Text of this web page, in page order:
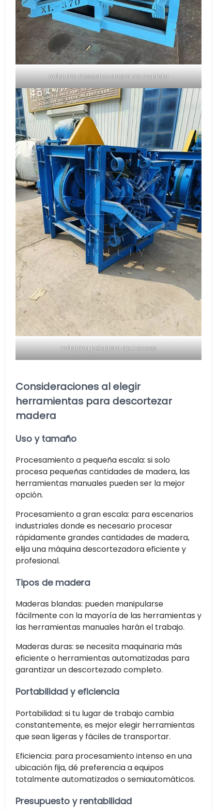
máquina descortezadora de madera
máquina peladora de troncos
Consideraciones al elegir
herramientas para descortezar
madera
Uso y tamaño
Procesamiento a pequeña escala: si solo
procesa pequeñas cantidades de madera, las
herramientas manuales pueden ser la mejor
opción.
Procesamiento a gran escala: para escenarios
industriales donde es necesario procesar
rápidamente grandes cantidades de madera,
elija una máquina descortezadora eficiente y
profesional.
Tipos de madera
Maderas blandas: pueden manipularse
fácilmente con la mayoría de las herramientas y
las herramientas manuales harán el trabajo.
Maderas duras: se necesita maquinaria más
eficiente o herramientas automatizadas para
garantizar un descortezado completo.
Portabilidad y eficiencia
Portabilidad: si tu lugar de trabajo cambia
constantemente, es mejor elegir herramientas
que sean ligeras y fáciles de transportar.
Eficiencia: para procesamiento intenso en una
ubicación fija, dé preferencia a equipos
totalmente automatizados o semiautomáticos.
Presupuesto y rentabilidad